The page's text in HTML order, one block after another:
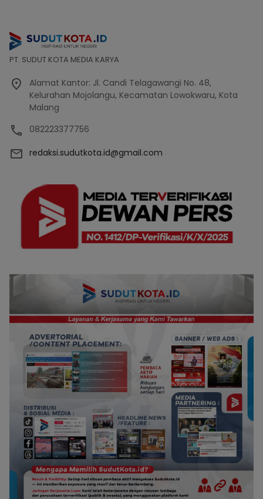
PT. SUDUT KOTA MEDIA KARYA
Alamat Kantor: Jl. Candi Telagawangi No. 48,
Kelurahan Mojolangu, Kecamatan Lowokwaru, Kota
Malang
082223377756
redaksi.sudutkota.id@gmail.com